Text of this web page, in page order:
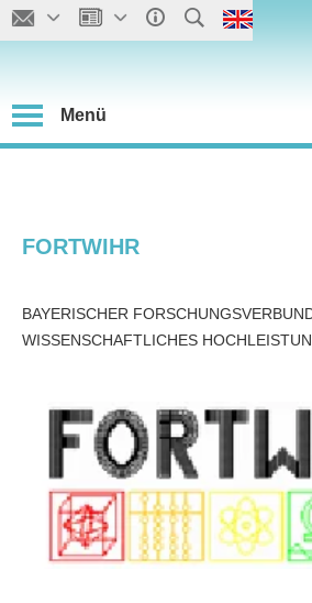
Menü
FORTWIHR
BAYERISCHER
WISSENSCHAFTLICHES